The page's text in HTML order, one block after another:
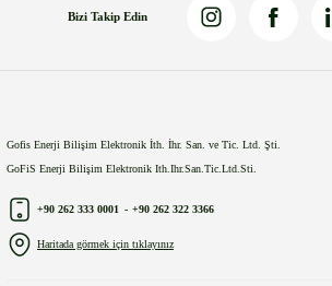
Bizi Takip Edin
Gofis Enerji Bilişim Elektronik İth. İhr. San. ve Tic. Ltd. Şti.
GoFiS Enerji Bilişim Elektronik Ith.Ihr.San.Tic.Ltd.Sti.
+90 262 333 0001 - +90 262 322 3366
Haritada görmek için tıklayınız